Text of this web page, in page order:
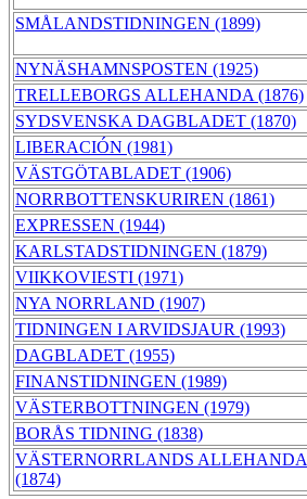
SMÅLANDSTIDNINGEN (1899)
NYNÄSHAMNSPOSTEN (1925)
TRELLEBORGS ALLEHANDA (1876)
SYDSVENSKA DAGBLADET (1870)
LIBERACIÓN (1981)
VÄSTGÖTABLADET (1906)
NORRBOTTENSKURIREN (1861)
EXPRESSEN (1944)
KARLSTADSTIDNINGEN (1879)
VIIKKOVIESTI (1971)
NYA NORRLAND (1907)
TIDNINGEN I ARVIDSJAUR (1993)
DAGBLADET (1955)
FINANSTIDNINGEN (1989)
VÄSTERBOTTNINGEN (1979)
BORÅS TIDNING (1838)
VÄSTERNORRLANDS ALLEHANDA
(1874)